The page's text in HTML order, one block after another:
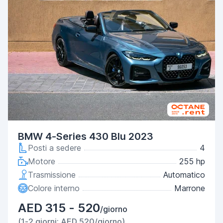
BMW 4-Series 430 Blu 2023
Posti a sedere
4
Motore
255 hp
Trasmissione
Automatico
Colore interno
Marrone
AED 315 - 520/giorno